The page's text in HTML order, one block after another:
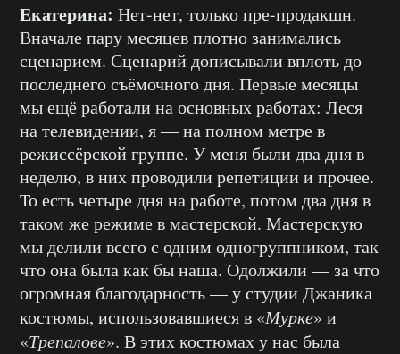
Екатерина: Нет-нет, только пре-продакшн.
Вначале пару месяцев плотно занимались
сценарием. Сценарий дописывали вплоть до
последнего съёмочного дня. Первые месяцы
мы ещё работали на основных работах: Леся
на телевидении, я — на полном метре в
режиссёрской группе. У меня были два дня в
неделю, в них проводили репетиции и прочее.
То есть четыре дня на работе, потом два дня в
таком же режиме в мастерской. Мастерскую
мы делили всего с одним одногруппником, так
что она была как бы наша. Одолжили — за что
огромная благодарность — у студии Джаника
костюмы, использовавшиеся в «Мурке» и
«Трепалове». В этих костюмах у нас была